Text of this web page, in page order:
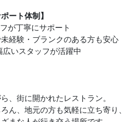
ート体制】
が丁寧にサポート
経験・ブランクのある方も安心
いスタッフが活躍中
、街に開かれたレストラン。
ん、地元の方も気軽に立ち寄り、